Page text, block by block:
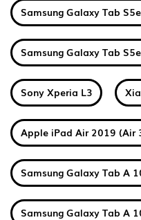
Samsung Galaxy Tab
Samsung Galaxy Tab
Sony Xperia L3
Apple iPad Air 2019 (Air
Samsung Galaxy Tab A
Samsung Galaxy Tab A